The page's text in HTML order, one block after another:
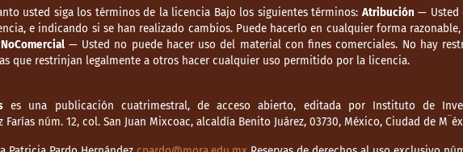
usted siga los términos de la licencia Bajo los siguientes términos: Atribución — Usted
e indicando si se han realizado cambios. Puede hacerlo en cualquier forma
NoComercial— Usted no puede hacer uso del material con fines comerciales. No hay
que restrinjan legalmente a otros hacer cualquier uso permitido por la licencia.
es una publicación cuatrimestral, de acceso abierto, editada por Instituto de
Farías núm. 12, col. San Juan Mixcoac, alcaldía Benito Juárez, 03730, México, Ciudad de